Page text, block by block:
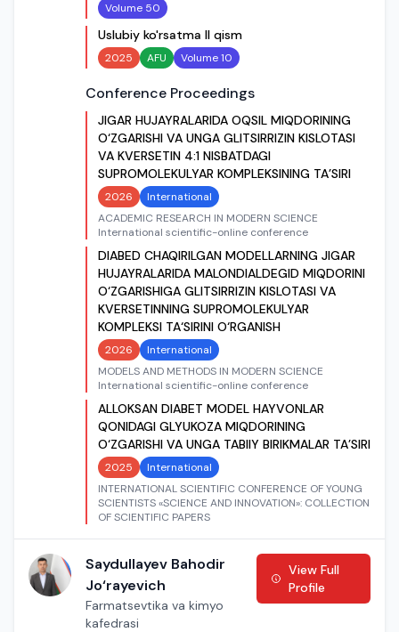
Volume 50
Uslubiy ko'rsatma II qism
2025 AFU Volume 10
Conference Proceedings
JIGAR HUJAYRALARIDA OQSIL MIQDORINING
O‘ZGARISHI VA UNGA GLITSIRRIZIN KISLOTASI
VA KVERSETIN 4:1 NISBATDAGI
SUPROMOLEKULYAR KOMPLEKSINING TA’SIRI
2026
International
ACADEMIC RESEARCH IN MODERN SCIENCE
International scientific-online conference
DIABED CHAQIRILGAN MODELLARNING JIGAR
HUJAYRALARIDA MALONDIALDEGID MIQDORINI
O‘ZGARISHIGA GLITSIRRIZIN KISLOTASI VA
KVERSETINNING SUPROMOLEKULYAR
KOMPLEKSI TA‘SIRINI O‘RGANISH
2026
International
MODELS AND METHODS IN MODERN SCIENCE
International scientific-online conference
ALLOKSAN DIABET MODEL HAYVONLAR
QONIDAGI GLYUKOZA MIQDORINING
O‘ZGARISHI VA UNGA TABIIY BIRIKMALAR TA’SIRI
2025
International
INTERNATIONAL SCIENTIFIC CONFERENCE OF YOUNG
SCIENTISTS «SCIENCE AND INNOVATION»: COLLECTION
OF SCIENTIFIC PAPERS
Saydullayev Bahodir
Jo‘rayevich
Farmatsevtika va kimyo
kafedrasi
View Full
Profile